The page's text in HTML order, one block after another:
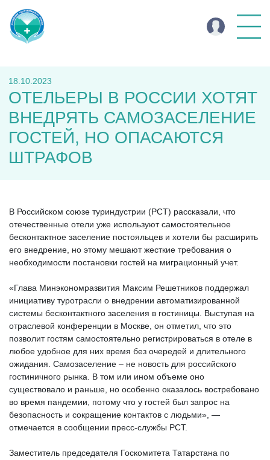
18.10.2023
ОТЕЛЬЕРЫ В РОССИИ ХОТЯТ
ВНЕДРЯТЬ САМОЗАСЕЛЕНИЕ
ГОСТЕЙ, НО ОПАСАЮТСЯ
ШТРАФОВ
В Российском союзе туриндустрии (РСТ) рассказали, что
отечественные отели уже используют самостоятельное
бесконтактное заселение постояльцев и хотели бы расширить
его внедрение, но этому мешают жесткие требования о
необходимости постановки гостей на миграционный учет.
«Глава Минэкономразвития Максим Решетников поддержал
инициативу туротрасли о внедрении автоматизированной
системы бесконтактного заселения в гостиницы. Выступая на
отраслевой конференции в Москве, он отметил, что это
позволит гостям самостоятельно регистрироваться в отеле в
любое удобное для них время без очередей и длительного
ожидания. Самозаселение – не новость для российского
гостиничного рынка. В том или ином объеме оно
существовало и раньше, но особенно оказалось востребовано
во время пандемии, потому что у гостей был запрос на
безопасность и сокращение контактов с людьми», —
отмечается в сообщении пресс-службы РСТ.
Заместитель председателя Госкомитета Татарстана по